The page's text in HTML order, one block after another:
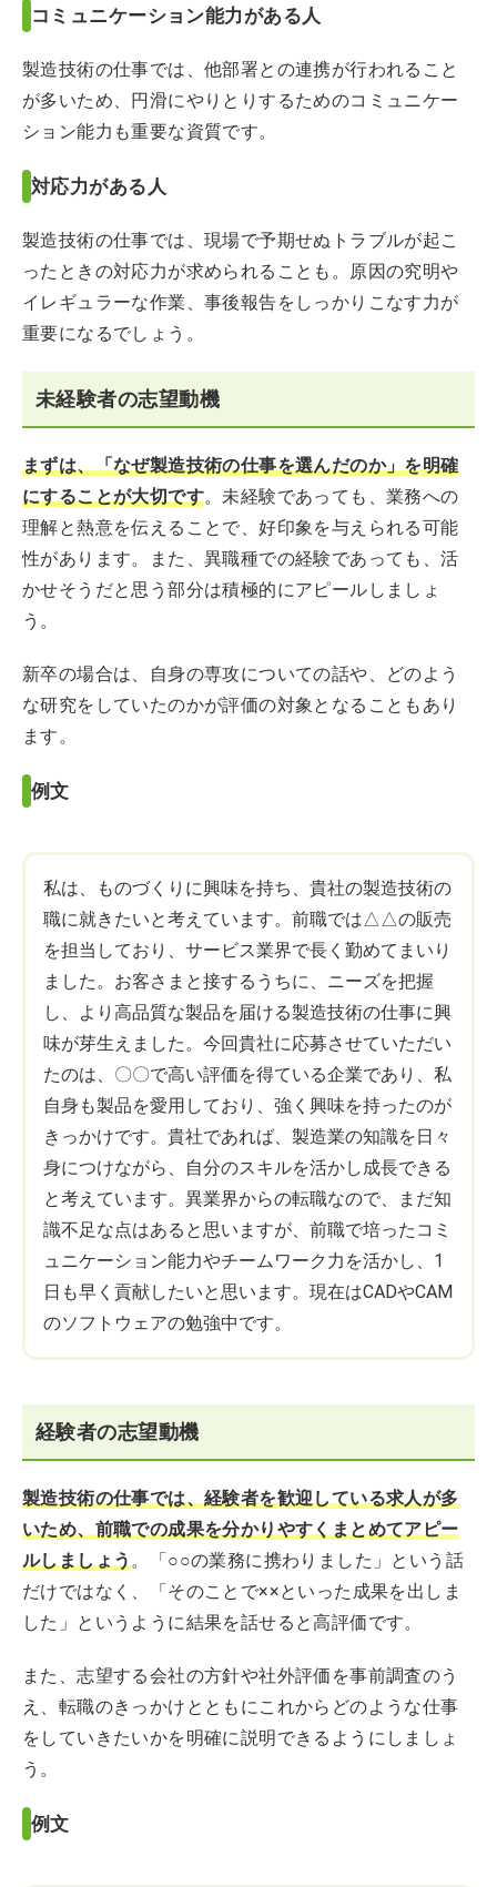
コミュニケーション能力がある人
製造技術の仕事では、他部署との連携が行われること
が多いため、円滑にやりとりするためのコミュニケー
ション能力も重要な資質です。
対応力がある人
製造技術の仕事では、現場で予期せぬトラブルが起こ
ったときの対応力が求められることも。原因の究明や
イレギュラーな作業、事後報告をしっかりこなす力が
重要になるでしょう。
未経験者の志望動機
まずは、「なぜ製造技術の仕事を選んだのか」を明確
にすることが大切です。未経験であっても、業務への
理解と熱意を伝えることで、好印象を与えられる可能
性があります。また、異職種での経験であっても、活
かせそうだと思う部分は積極的にアピールしましょ
う。
新卒の場合は、自身の専攻についての話や、どのよう
な研究をしていたのかが評価の対象となることもあり
ます。
例文
私は、ものづくりに興味を持ち、貴社の製造技術の
職に就きたいと考えています。前職では△△の販売
を担当しており、サービス業界で長く勤めてまいり
ました。お客さまと接するうちに、ニーズを把握
し、より高品質な製品を届ける製造技術の仕事に興
味が芽生えました。今回貴社に応募させていただい
たのは、〇〇で高い評価を得ている企業であり、私
自身も製品を愛用しており、強く興味を持ったのが
きっかけです。貴社であれば、製造業の知識を日々
身につけながら、自分のスキルを活かし成長できる
と考えています。異業界からの転職なので、まだ知
識不足な点はあると思いますが、前職で培ったコミ
ュニケーション能力やチームワーク力を活かし、1
日も早く貢献したいと思います。現在はCADやCAM
のソフトウェアの勉強中です。
経験者の志望動機
製造技術の仕事では、経験者を歓迎している求人が多
いため、前職での成果を分かりやすくまとめてアピー
ルしましょう。「○○の業務に携わりました」という話
だけではなく、「そのことで××といった成果を出しま
した」というように結果を話せると高評価です。
また、志望する会社の方針や社外評価を事前調査のう
え、転職のきっかけとともにこれからどのような仕事
をしていきたいかを明確に説明できるようにしましょ
う。
例文